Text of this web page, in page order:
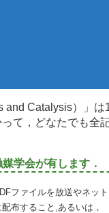
and Catalysis）」
て，どなたでも全
学会が有します．
ファイルを放送やネッ
布すること,あるいは，